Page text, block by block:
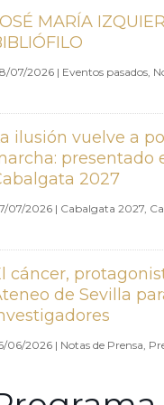
MARÍA
07/2026 | Eventos pasados,
ilusión vuelve a
presentado
2027
07/2026 | Cabalgata 2027,
cáncer,
de Sevilla
06/2026 | Notas de Prensa,